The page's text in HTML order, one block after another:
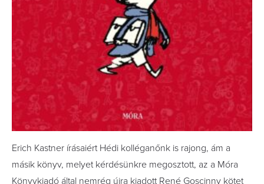
Erich Kastner írásaiért Hédi kolléganőnk is rajong, ám a
másik könyv, melyet kérdésünkre megosztott, az a Móra
Könyvkiadó által nemrég újra kiadott René Goscinny kötet